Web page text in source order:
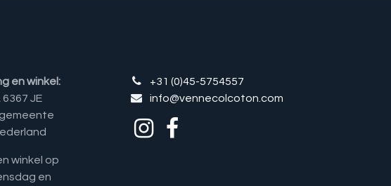
en winkel:
JE
winkel op
en
+31 (0)45-5754557
info@vennecolcoton.com